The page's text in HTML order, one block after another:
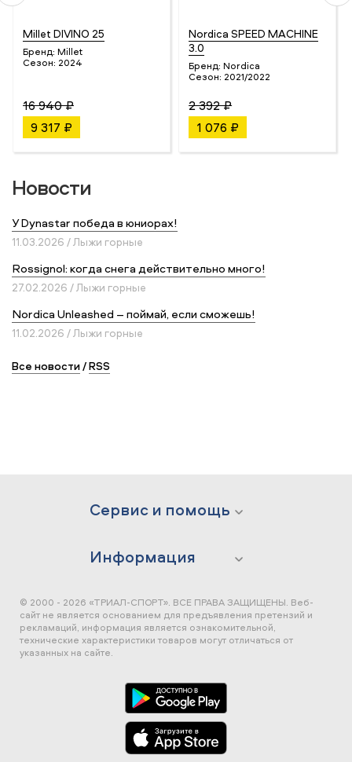
Millet DIVINO 25
Бренд: Millet
Сезон: 2024
16 940 ₽
9 317 ₽
Nordica SPEED MACHINE
3.0
Бренд: Nordica
Сезон: 2021/2022
2 392 ₽
1 076 ₽
Новости
У Dynastar победа в юниорах!
11.03.2026 / Лыжи горные
Rossignol: когда снега действительно много!
27.02.2026 / Лыжи горные
Nordica Unleashed – поймай, если сможешь!
11.02.2026 / Лыжи горные
Все новости/RSS
Сервис и помощь
Информация
© 2000 - 2026 «ТРИАЛ-СПОРТ». ВСЕ ПРАВА ЗАЩИЩЕНЫ. Веб-
сайт не является основанием для предъявления претензий и
рекламаций, информация является ознакомительной,
технические характеристики товаров могут отличаться от
указанных на сайте.